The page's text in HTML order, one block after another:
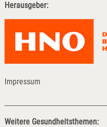
Herausgeber:
Impressum
Weitere Gesundheitsthemen: